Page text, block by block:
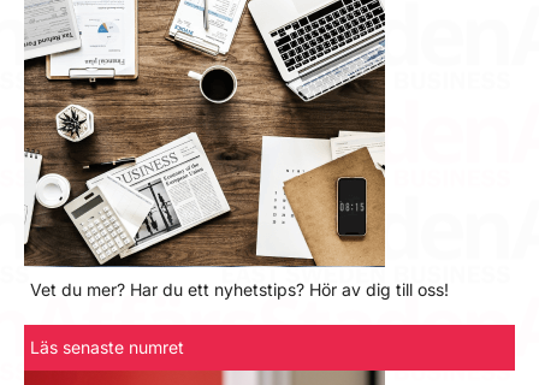
Vet du mer? Har du ett nyhetstips? Hör av dig till oss!
Läs senaste numret